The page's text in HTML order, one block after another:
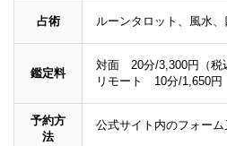
占術 ルーンタロット、風水
鑑定料
対面 20分/3,300円（税
リモート 10分/1,650円
予約方
法
公式サイト内のフォー